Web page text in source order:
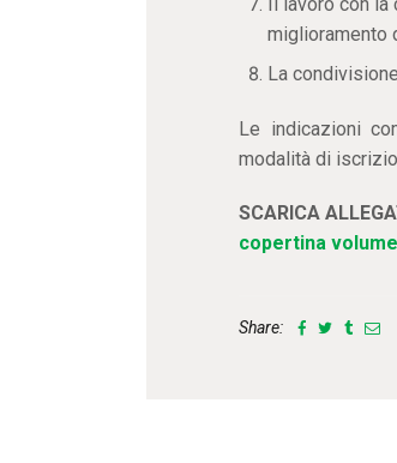
miglioramento
La
Le indicazioni
modalità di
SCARICA
copertina volume
Share: